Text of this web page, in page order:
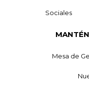
Sociales
Mesa de